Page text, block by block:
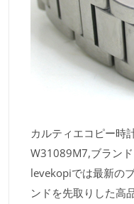
カルティエコピー時
W31089M7,ブラン
levekopiでは最新の
ンドを先取りした高